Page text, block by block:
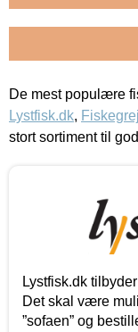
De mest populære
Lystfisk.dk,
stort sortiment til
Lystfisk.dk
Det skal være
”sofaen” og